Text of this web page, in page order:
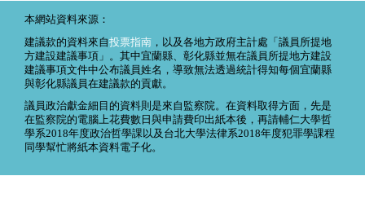
本網站資料來源：
建議款的資料來自投票指南 ，以及各地方政府主計處「議員所提地
方建設建議事項」。其中宜蘭縣、彰化縣並無在議員所提地方建設
建議事項文件中公布議員姓名，導致無法透過統計得知每個宜蘭縣
與彰化縣議員在建議款的貢獻。
議員政治獻金細目的資料則是來自監察院。在資料取得方面，先是
在監察院的電腦上花費數日與申請費印出紙本後，再請輔仁大學哲
學系2018年度政治哲學課以及台北大學法律系2018年度犯罪學課程
同學幫忙將紙本資料電子化。